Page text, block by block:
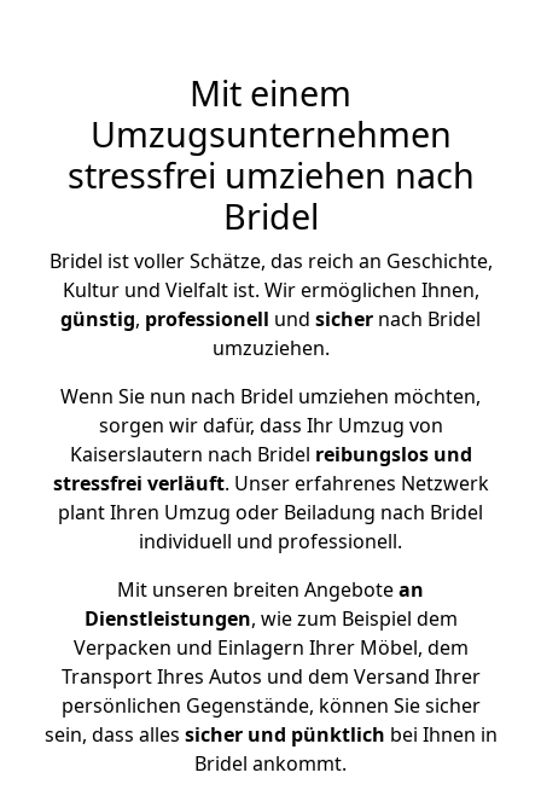
Mit einem
Umzugsunternehmen
stressfrei umziehen nach
Bridel
Bridel ist voller Schätze, das reich an Geschichte,
Kultur und Vielfalt ist. Wir ermöglichen Ihnen,
günstig, professionell und sicher nach Bridel
umzuziehen.
Wenn Sie nun nach Bridel umziehen möchten,
sorgen wir dafür, dass Ihr Umzug von
Kaiserslautern nach Bridel reibungslos und
stressfrei verläuft. Unser erfahrenes Netzwerk
plant Ihren Umzug oder Beiladung nach Bridel
individuell und professionell.
Mit unseren breiten Angebotean
Dienstleistungen, wie zum Beispiel dem
Verpacken und Einlagern Ihrer Möbel, dem
Transport Ihres Autos und dem Versand Ihrer
persönlichen Gegenstände, können Sie sicher
sein, dass alles sicher und pünktlich bei Ihnen in
Bridel ankommt.